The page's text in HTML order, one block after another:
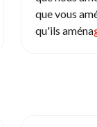
que vous
qu'ils aména